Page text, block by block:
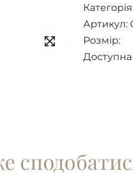
Артикул:
Розмір:
Доступна